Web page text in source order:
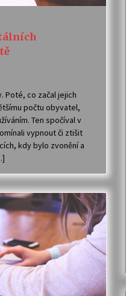
Poté, co začal jejich
počtu obyvatel,
Ten spočíval v
vypnout či ztišit
kdy bylo zvonění a